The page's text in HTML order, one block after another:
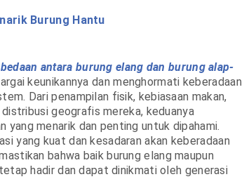
Burung Hantu
antara burung elang dan burung alap-
keunikannya dan menghormati keberadaan
Dari penampilan fisik, kebiasaan makan,
geografis mereka, keduanya
yang menarik dan penting untuk dipahami.
yang kuat dan kesadaran akan keberadaan
bahwa baik burung elang maupun
hadir dan dapat dinikmati oleh generasi